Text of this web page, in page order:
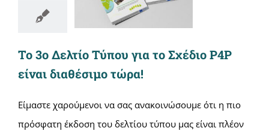
Το 3ο Δελτίο Τύπου για το Σχέδιο P4P
είναι διαθέσιμο τώρα!
Είμαστε χαρούμενοι να σας ανακοινώσουμε ότι η πιο
πρόσφατη έκδοση του δελτίου τύπου μας είναι πλέον